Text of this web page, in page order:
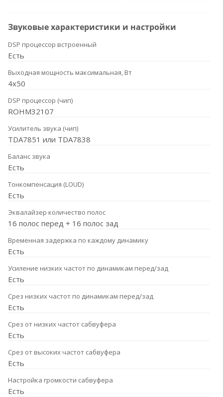
Звуковые характеристики и настройки
DSP процессор встроенный
Есть
Выходная мощность максимальная, Вт
4x50
DSP процессор (чип)
ROHM32107
Усилитель звука (чип)
TDA7851 или TDA7838
Баланс звука
Есть
Тонкомпенсация (LOUD)
Есть
Эквалайзер количество полос
16 полос перед + 16 полос зад
Временная задержка по каждому динамику
Есть
Усиление низких частот по динамикам перед/зад
Есть
Срез низких частот по динамикам перед/зад
Есть
Срез от низких частот сабвуфера
Есть
Срез от высоких частот сабвуфера
Есть
Настройка громкости сабвуфера
Есть